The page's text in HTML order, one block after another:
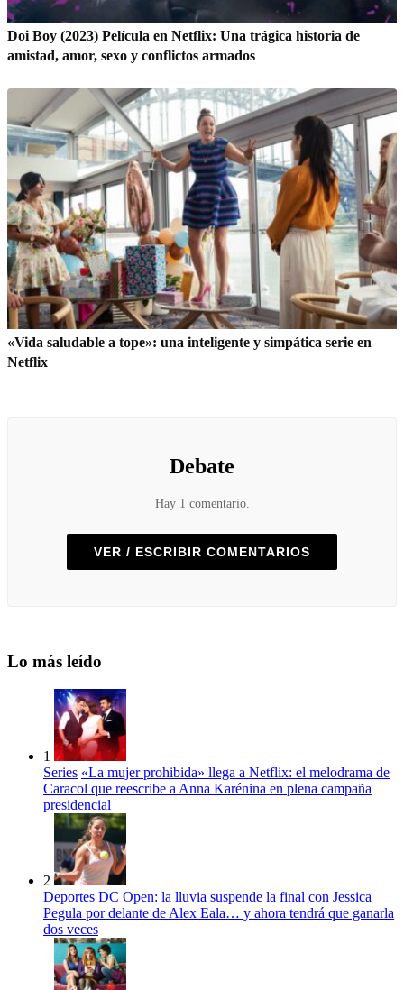
Doi Boy (2023) Película en Netflix: Una trágica historia de
amistad, amor, sexo y conflictos armados
«Vida saludable a tope»: una inteligente y simpática serie en
Netflix
Debate
Hay 1 comentario.
VER / ESCRIBIR COMENTARIOS
Lo más leído
1
Series «La mujer prohibida» llega a Netflix: el melodrama de
Caracol que reescribe a Anna Karénina en plena campaña
presidencial
2
Deportes DC Open: la lluvia suspende la final con Jessica
Pegula por delante de Alex Eala… y ahora tendrá que ganarla
dos veces